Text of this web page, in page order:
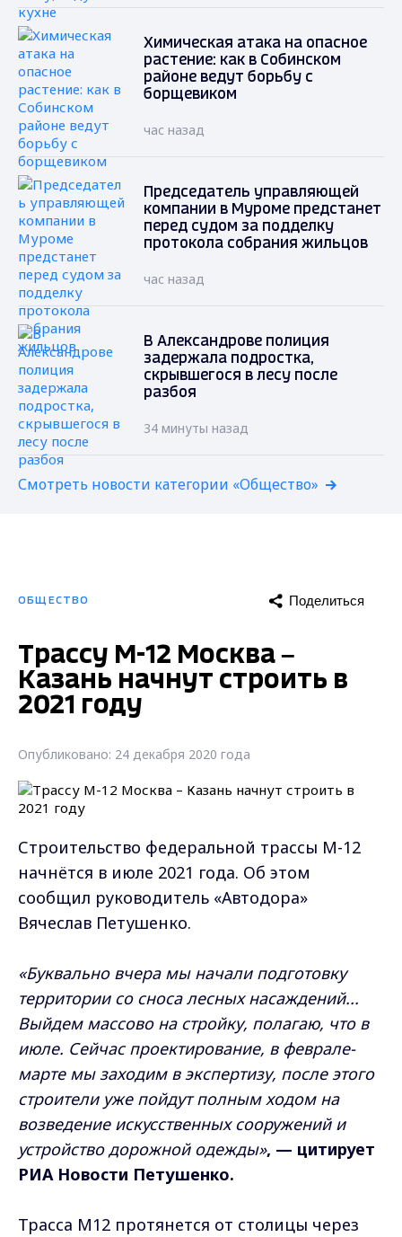
Химическая атака на опасное
растение: как в Собинском
районе ведут борьбу с
борщевиком
час назад
Председатель управляющей
компании в Муроме предстанет
перед судом за подделку
протокола собрания жильцов
час назад
В Александрове полиция
задержала подростка,
скрывшегося в лесу после
разбоя
34 минуты назад
Смотреть новости категории «Общество»
ОБЩЕСТВО Поделиться
Трассу М-12 Москва –
Казань начнут строить в
2021 году
Опубликовано: 24 декабря 2020 года
Строительство федеральной трассы М-12
начнётся в июле 2021 года. Об этом
сообщил руководитель «Автодора»
Вячеслав Петушенко.
«Буквально вчера мы начали подготовку
территории со сноса лесных насаждений...
Выйдем массово на стройку, полагаю, что в
июле. Сейчас проектирование, в феврале-
марте мы заходим в экспертизу, после этого
строители уже пойдут полным ходом на
возведение искусственных сооружений и
устройство дорожной одежды», — цитирует
РИА Новости Петушенко.
Трасса М12 протянется от столицы через